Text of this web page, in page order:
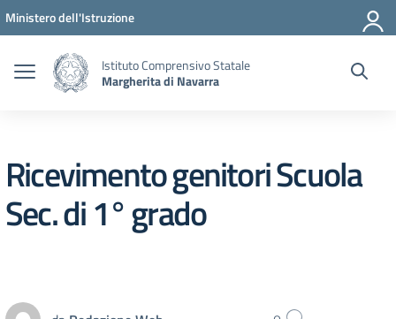
Vai ai contenuti
Vai al menu di navigazione
Vai al footer
Ministero dell'Istruzione
Istituto Comprensivo Statale
Margherita di Navarra
Ricevimento genitori Scuola
Sec. di 1° grado